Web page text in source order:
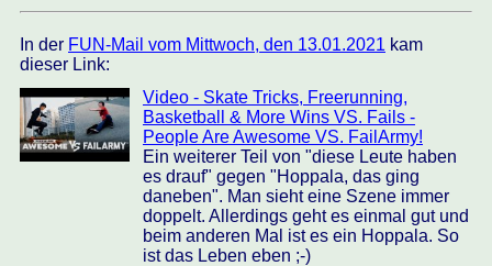
In der FUN-Mail vom Mittwoch, den 13.01.2021 kam
dieser Link:
Video - Skate Tricks, Freerunning,
Basketball & More Wins VS. Fails -
People Are Awesome VS. FailArmy!
Ein weiterer Teil von "diese Leute haben
es drauf" gegen "Hoppala, das ging
daneben". Man sieht eine Szene immer
doppelt. Allerdings geht es einmal gut und
beim anderen Mal ist es ein Hoppala. So
ist das Leben eben ;-)